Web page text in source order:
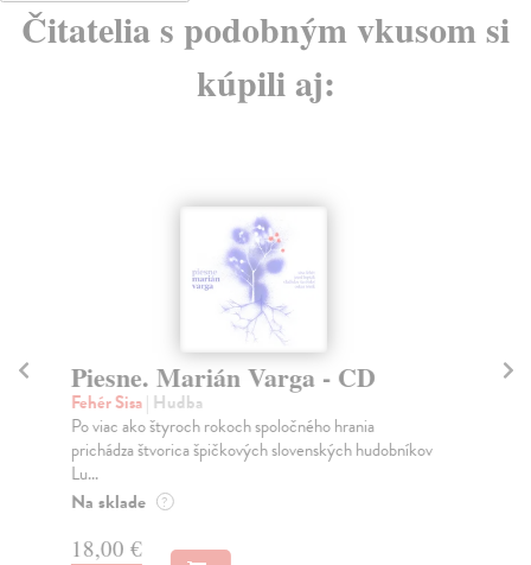
Čitatelia s podobným vkusom si
kúpili aj:
Piesne. Marián Varga - CD
Fehér Sisa| Hudba
Po viac ako štyroch rokoch spoločného hrania
prichádza štvorica špičkových slovenských hudobníkov
Lu...
Na sklade ?
18,00 €